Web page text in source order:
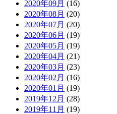
2020年09月 (16)
2020年08月 (20)
2020年07月 (20)
2020年06月 (19)
2020年05月 (19)
2020年04月 (21)
2020年03月 (23)
2020年02月 (16)
2020年01月 (19)
2019年12月 (28)
2019年11月 (19)